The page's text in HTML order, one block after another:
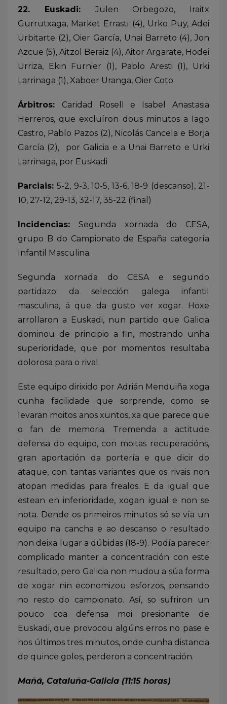
22. Euskadi: Julen Orbegozo, Iraitx
Gurrutxaga, Market Errasti (4), Urko Puy, Adei
Urbitarte (2), Oier García, Unai Barreto (4), Jon
Azcue (5), Aitzol Beraiz (4), Aitor Argarate, Hodei
Urriza, Ekin Furnier (1), Pablo Aresti (1), Urki
Larrinaga (1), Xaboer Uranga, Oier Coto.
Árbitros: Caridad Rosell e Isabel Anastasia
Herreros, que excluíron dous minutos a Iago
Castro, Pablo Pazos (2), Nicolás Cancela e Borja
García (2), por Galicia e a Unai Barreto e Urki
Larrinaga, por Euskadi
Parciais:5-2, 9-3, 10-5, 13-6, 18-9 (descanso), 21-
10, 27-12, 29-13, 32-17, 35-22 (final)
Incidencias: Segunda xornada do CESA,
grupo B do Campionato de España categoría
Infantil Masculina.
Segunda xornada do CESA e segundo
partidazo da selección galega infantil
masculina, á que da gusto ver xogar. Hoxe
arrollaron a Euskadi, nun partido que Galicia
dominou de principio a fin, mostrando unha
superioridade, que por momentos resultaba
dolorosa para o rival.
Este equipo dirixido por Adrián Menduiña xoga
cunha facilidade que sorprende, como se
levaran moitos anos xuntos, xa que parece que
o fan de memoria. Tremenda a actitude
defensa do equipo, con moitas recuperacións,
gran aportación da portería e que dicir do
ataque, con tantas variantes que os rivais non
atopan medidas para frealos. E da igual que
estean en inferioridade, xogan igual e non se
nota. Dende os primeiros minutos só se vía un
equipo na cancha e ao descanso o resultado
non deixa lugar a dúbidas (18-9). Podía parecer
complicado manter a concentración con este
resultado, pero Galicia non mudou a súa forma
de xogar nin economizou esforzos, pensando
no resto do campionato. Así, so sufriron un
pouco coa defensa moi presionante de
Euskadi, que provocou algúns erros no pase e
nos últimos tres minutos, onde cunha distancia
de quince goles, perderon a concentración.
Mañá, Cataluña-Galicia (11:15 horas)